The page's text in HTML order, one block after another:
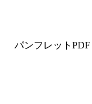
パンフレットPDF